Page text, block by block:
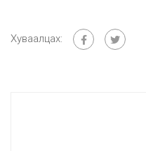
Хуваалцах: